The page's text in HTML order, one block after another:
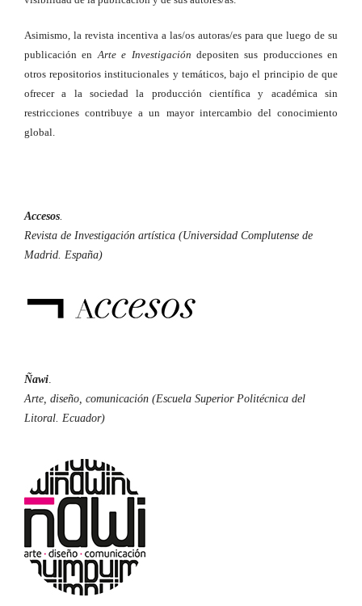
Asimismo, la revista incentiva a las/os autoras/es para que luego de su
publicación en Arte e Investigación depositen sus producciones en
otros repositorios institucionales y temáticos, bajo el principio de que
ofrecer a la sociedad la producción científica y académica sin
restricciones contribuye a un mayor intercambio del conocimiento
global.
Accesos
Revista de Investigación artística (Universidad Complutense de
Madrid. España)
Ñawi
Arte, diseño, comunicación (Escuela Superior Politécnica del
Litoral. Ecuador)